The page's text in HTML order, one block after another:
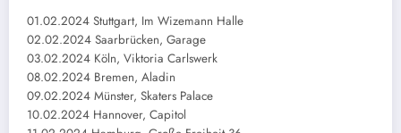
01.02.2024 Stuttgart, Im Wizemann Halle
02.02.2024 Saarbrücken, Garage
03.02.2024 Köln, Viktoria Carlswerk
08.02.2024 Bremen, Aladin
09.02.2024 Münster, Skaters Palace
10.02.2024 Hannover, Capitol